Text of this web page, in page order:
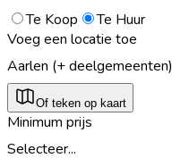
Te Koop
Te Huur
Voeg een locatie toe
Aarlen (+ deelgemeenten)
Of teken op kaart
Minimum prijs
Selecteer...